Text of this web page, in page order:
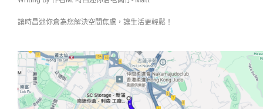
讓時昌迷你倉為您解決空間焦慮，讓生活更輕鬆！